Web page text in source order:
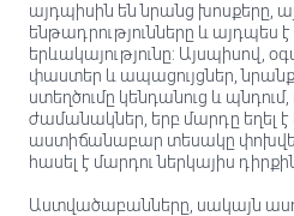
այդպիսին են նրանց խոսքերը,
ենթադրությունները և այդպես
երևակայությունը: Այսպիսով,
փաստեր և ապացույցներ, նրանք
ստեղծումը կենդանուց և պնդում,
ժամանակներ, երբ մարդը եղել է
աստիճանաբար տեսակը փոխվել
հասել է մարդու ներկայիս
Աստվածաբանները, սակայն